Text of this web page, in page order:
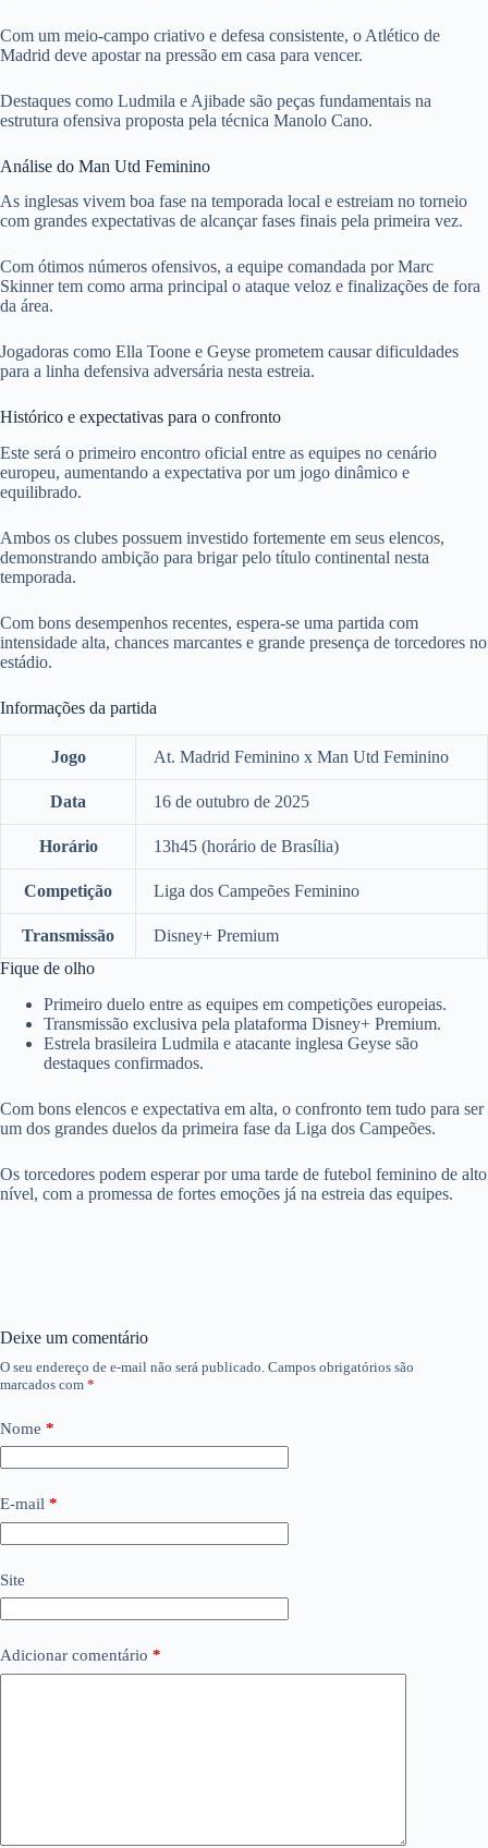
Com um meio-campo criativo e defesa consistente, o Atlético de
Madrid deve apostar na pressão em casa para vencer.
Destaques como Ludmila e Ajibade são peças fundamentais na
estrutura ofensiva proposta pela técnica Manolo Cano.
Análise do Man Utd Feminino
As inglesas vivem boa fase na temporada local e estreiam no torneio
com grandes expectativas de alcançar fases finais pela primeira vez.
Com ótimos números ofensivos, a equipe comandada por Marc
Skinner tem como arma principal o ataque veloz e finalizações de fora
da área.
Jogadoras como Ella Toone e Geyse prometem causar dificuldades
para a linha defensiva adversária nesta estreia.
Histórico e expectativas para o confronto
Este será o primeiro encontro oficial entre as equipes no cenário
europeu, aumentando a expectativa por um jogo dinâmico e
equilibrado.
Ambos os clubes possuem investido fortemente em seus elencos,
demonstrando ambição para brigar pelo título continental nesta
temporada.
Com bons desempenhos recentes, espera-se uma partida com
intensidade alta, chances marcantes e grande presença de torcedores no
estádio.
Informações da partida
Jogo At. Madrid Feminino x Man Utd Feminino
Data 16 de outubro de 2025
Horário 13h45 (horário de Brasília)
Competição Liga dos Campeões Feminino
Transmissão
Disney+ Premium
Fique de olho
Primeiro duelo entre as equipes em competições europeias.
Transmissão exclusiva pela plataforma Disney+ Premium.
Estrela brasileira Ludmila e atacante inglesa Geyse são
destaques confirmados.
Com bons elencos e expectativa em alta, o confronto tem tudo para ser
um dos grandes duelos da primeira fase da Liga dos Campeões.
Os torcedores podem esperar por uma tarde de futebol feminino de alto
nível, com a promessa de fortes emoções já na estreia das equipes.
Deixe um comentário
O seu endereço de e-mail não será publicado. Campos obrigatórios são
marcados com *
Nome *
E-mail *
Site
Adicionar comentário *